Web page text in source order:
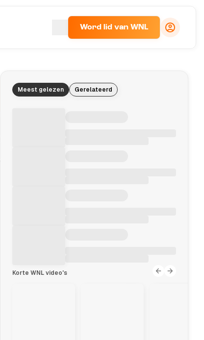
Word lid van WNL
Meest gelezen Gerelateerd
Korte WNL video's